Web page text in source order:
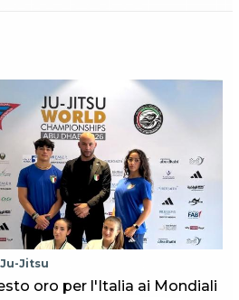
Ju-Jitsu
oro per l'Italia ai Mondiali